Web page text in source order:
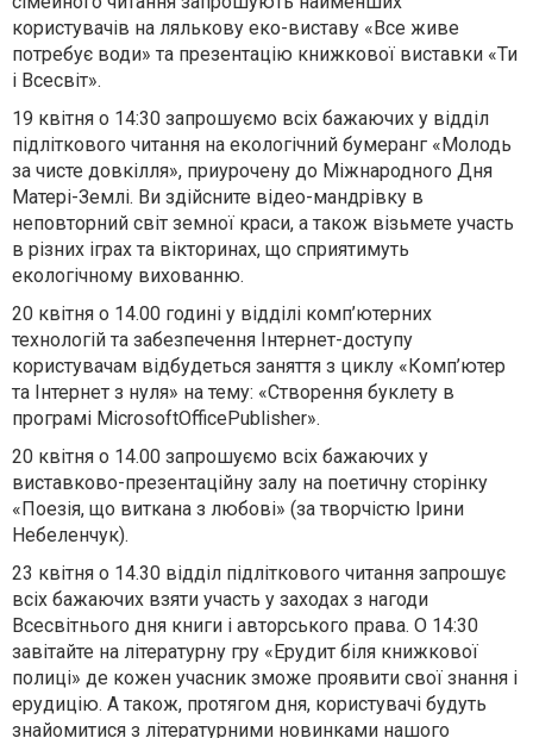
користувачів на лялькову еко-виставу «Все живе
потребує води» та презентацію книжкової виставки «Ти
і Всесвіт».
19 квітня о 14:30 запрошуємо всіх бажаючих у відділ
підліткового читання на екологічний бумеранг «Молодь
за чисте довкілля», приурочену до Міжнародного Дня
Матері-Землі. Ви здійсните відео-мандрівку в
неповторний світ земної краси, а також візьмете участь
в різних іграх та вікторинах, що сприятимуть
екологічному вихованню.
20 квітня о 14.00 годині у відділі комп’ютерних
технологій та забезпечення Інтернет-доступу
користувачам відбудеться заняття з циклу «Комп’ютер
та Інтернет з нуля» на тему: «Створення буклету в
програмі MicrosoftOfficePublisher».
20 квітня о 14.00 запрошуємо всіх бажаючих у
виставково-презентаційну залу на поетичну сторінку
«Поезія, що виткана з любові» (за творчістю Ірини
Небеленчук).
23 квітня о 14.30 відділ підліткового читання запрошує
всіх бажаючих взяти участь у заходах з нагоди
Всесвітнього дня книги і авторського права. О 14:30
завітайте на літературну гру «Ерудит біля книжкової
полиці» де кожен учасник зможе проявити свої знання і
ерудицію. А також, протягом дня, користувачі будуть
знайомитися з літературними новинками нашого